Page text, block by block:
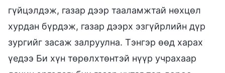
гүйцэлдэж, газар дээр тааламжтай нөхцөл
хурдан бүрдэж, газар дээрх эзгүйрлийн дүр
зургийг засаж залруулна. Тэнгэр өөд харах
үедээ Би хүн төрөлхтөнтэй нүүр учрахаар